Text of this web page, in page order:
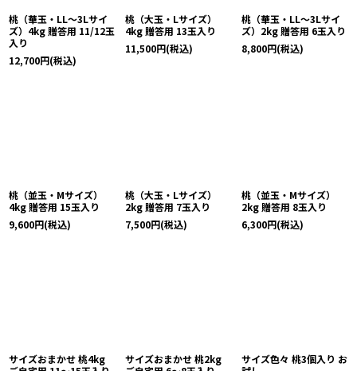
桃（華玉・LL〜3Lサイ
ズ）4kg 贈答用 11/12玉
入り
12,700円(税込)
桃（大玉・Lサイズ）
4kg 贈答用 13玉入り
11,500円(税込)
桃（華玉・LL〜3Lサイ
ズ）2kg 贈答用 6玉入り
8,800円(税込)
桃（並玉・Mサイズ）
4kg 贈答用 15玉入り
9,600円(税込)
桃（大玉・Lサイズ）
2kg 贈答用 7玉入り
7,500円(税込)
桃（並玉・Mサイズ）
2kg 贈答用 8玉入り
6,300円(税込)
サイズおまかせ 桃4kg
サイズおまかせ 桃2kg
サイズ色々 桃3個入り お